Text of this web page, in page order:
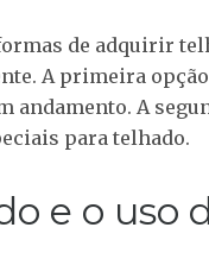
de adquirir
A primeira
andamento. A
para telhado.
e o uso